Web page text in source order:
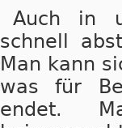
Auch in
schnell
Man kann
was für
endet.